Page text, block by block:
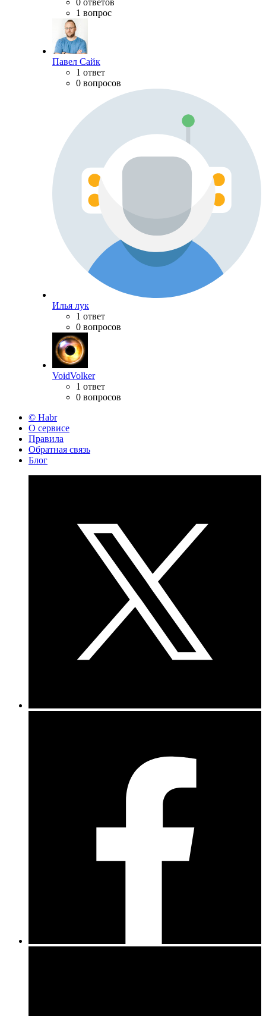
0 ответов
1 вопрос
Павел Сайк
1 ответ
0 вопросов
Илья лук
1 ответ
0 вопросов
VoidVolker
1 ответ
0 вопросов
© Habr
О сервисе
Правила
Обратная связь
Блог